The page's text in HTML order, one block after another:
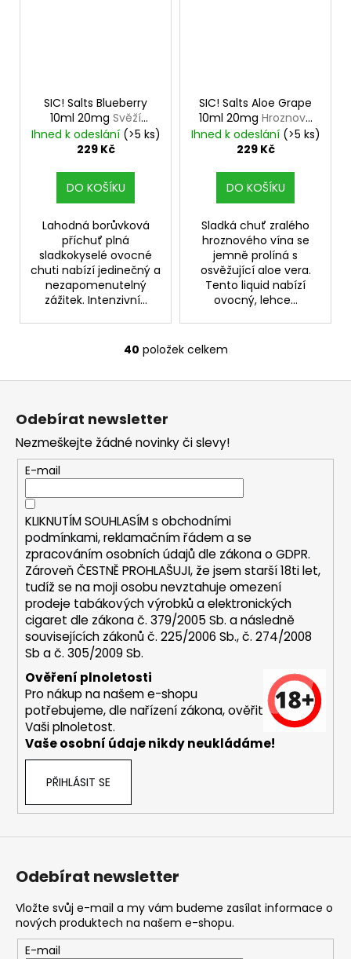
SIC! Salts Blueberry
10ml 20mg Svěží
borůvka
Ihned k odeslání (>5 ks)
229 Kč
DO KOŠÍKU
Lahodná borůvková
příchuť plná
sladkokyselé ovocné
chuti nabízí jedinečný a
nezapomenutelný
zážitek. Intenzivní...
SIC! Salts Aloe Grape
10ml 20mg Hroznové
víno s Aloe Vera
Ihned k odeslání (>5 ks)
229 Kč
DO KOŠÍKU
Sladká chuť zralého
hroznového vína se
jemně prolíná s
osvěžující aloe vera.
Tento liquid nabízí
ovocný, lehce...
O
v
a
c
í
p
r
v
k
y
v
ý
p
i
40 položek celkem
Z
Odebírat newsletter
Nezmeškejte žádné novinky či slevy!
E-mail
KLIKNUTÍM SOUHLASÍM s obchodními
podmínkami,reklamačním řádem a se
zpracováním osobních údajů dle zákona oGDPR.
Zároveň ČESTNĚ PROHLAŠUJI, že jsem starší 18ti let,
tudíž se na moji osobu nevztahuje omezení
prodeje tabákových výrobků a elektronických
cigaret dle zákona č. 379/2005 Sb. a následně
souvisejících zákonů č. 225/2006 Sb., č. 274/2008
Sb a č. 305/2009 Sb.
Ověření plnoletosti
Pro nákup na našem e-shopu
potřebujeme, dle nařízení zákona, ověřit
Vaši plnoletost.
Vaše osobní údaje nikdy neukládáme!
PŘIHLÁSIT SE
Odebírat newsletter
Vložte svůj e-mail a my vám budeme zasílat informace o
nových produktech na našem e-shopu.
E-mail